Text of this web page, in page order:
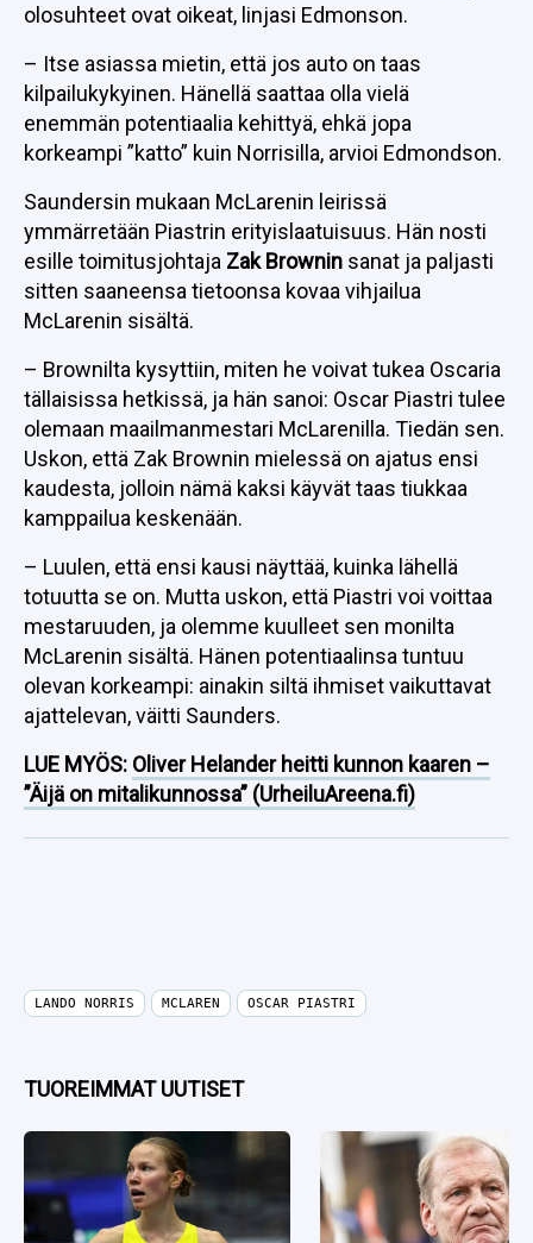
olosuhteet ovat oikeat, linjasi Edmonson.
– Itse asiassa mietin, että jos auto on taas
kilpailukykyinen. Hänellä saattaa olla vielä
enemmän potentiaalia kehittyä, ehkä jopa
korkeampi ”katto” kuin Norrisilla, arvioi Edmondson.
Saundersin mukaan McLarenin leirissä
ymmärretään Piastrin erityislaatuisuus. Hän nosti
esille toimitusjohtaja Zak Brownin sanat ja paljasti
sitten saaneensa tietoonsa kovaa vihjailua
McLarenin sisältä.
– Brownilta kysyttiin, miten he voivat tukea Oscaria
tällaisissa hetkissä, ja hän sanoi: Oscar Piastri tulee
olemaan maailmanmestari McLarenilla. Tiedän sen.
Uskon, että Zak Brownin mielessä on ajatus ensi
kaudesta, jolloin nämä kaksi käyvät taas tiukkaa
kamppailua keskenään.
– Luulen, että ensi kausi näyttää, kuinka lähellä
totuutta se on. Mutta uskon, että Piastri voi voittaa
mestaruuden, ja olemme kuulleet sen monilta
McLarenin sisältä. Hänen potentiaalinsa tuntuu
olevan korkeampi: ainakin siltä ihmiset vaikuttavat
ajattelevan, väitti Saunders.
LUE MYÖS: Oliver Helander heitti kunnon kaaren –
”Äijä on mitalikunnossa” (UrheiluAreena.fi)
LANDO NORRIS MCLAREN OSCAR PIASTRI
TUOREIMMAT UUTISET